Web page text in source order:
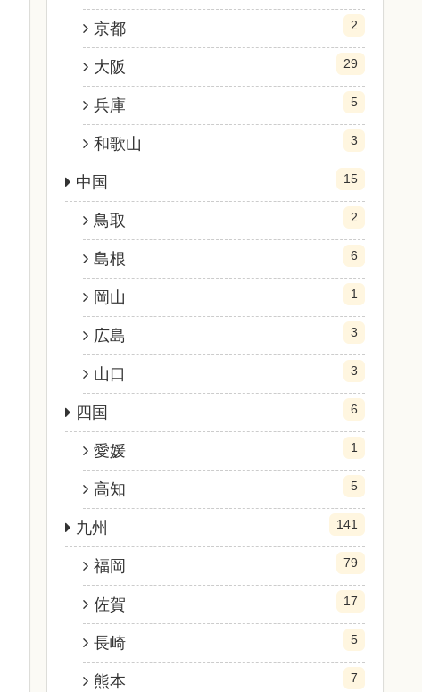
京都 2
大阪 29
兵庫 5
和歌山 3
中国 15
鳥取 2
島根 6
岡山 1
広島 3
山口 3
四国 6
愛媛 1
高知 5
九州 141
福岡 79
佐賀 17
長崎 5
熊本 7